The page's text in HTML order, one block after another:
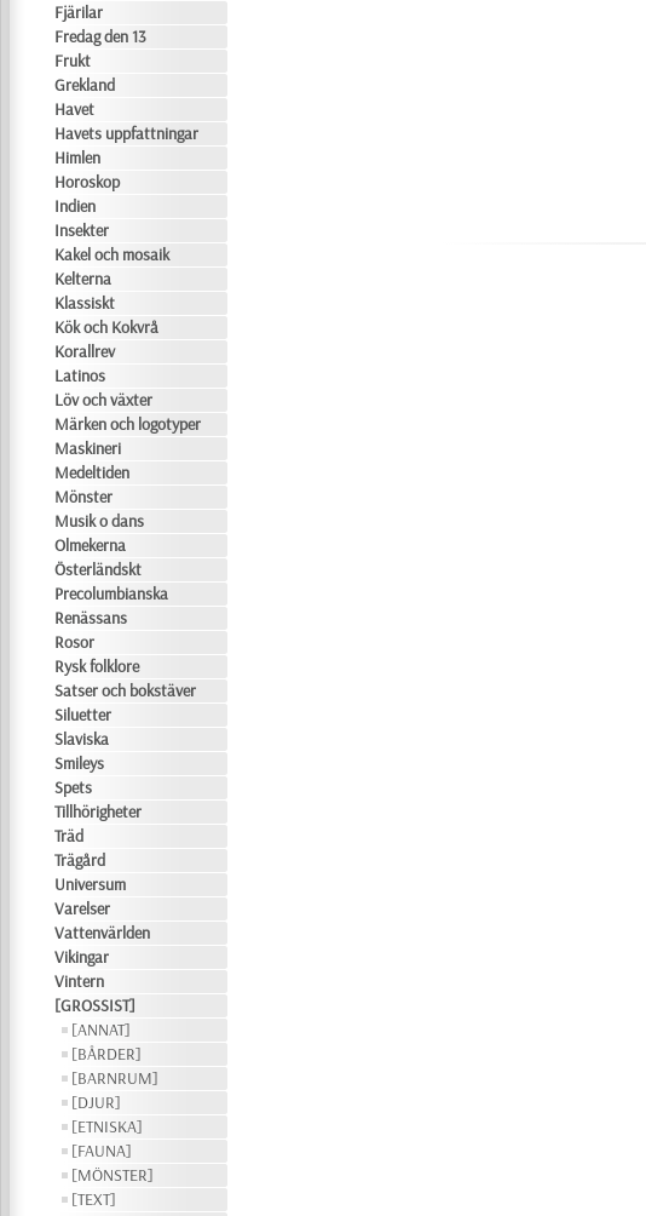
Fjärilar
Fredag den 13
Frukt
Grekland
Havet
Havets uppfattningar
Himlen
Horoskop
Indien
Insekter
Kakel och mosaik
Kelterna
Klassiskt
Kök och Kokvrå
Korallrev
Latinos
Löv och växter
Märken och logotyper
Maskineri
Medeltiden
Mönster
Musik o dans
Olmekerna
Österländskt
Precolumbianska
Renässans
Rosor
Rysk folklore
Satser och bokstäver
Siluetter
Slaviska
Smileys
Spets
Tillhörigheter
Träd
Trägård
Universum
Varelser
Vattenvärlden
Vikingar
Vintern
[GROSSIST]
[ANNAT]
[BÅRDER]
[BARNRUM]
[DJUR]
[ETNISKA]
[FAUNA]
[MÖNSTER]
[TEXT]